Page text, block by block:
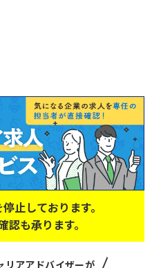
止しております。
認も承ります。
リアアドバイザーが